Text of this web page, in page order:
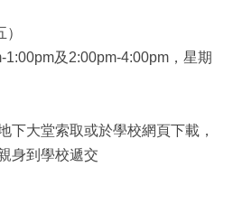
及2:00pm-4:00pm，星期
下大堂索取或於學校網頁下載，
身到學校遞交